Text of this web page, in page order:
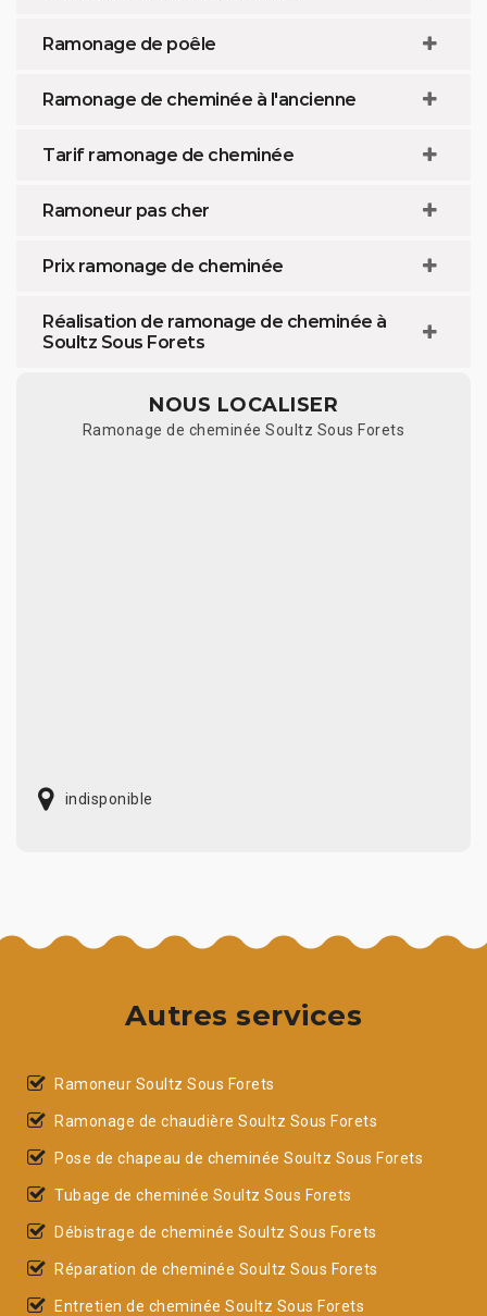
Ramonage de poêle
Ramonage de cheminée à l'ancienne
Tarif ramonage de cheminée
Ramoneur pas cher
Prix ramonage de cheminée
Réalisation de ramonage de cheminée à
Soultz Sous Forets
NOUS LOCALISER
Ramonage de cheminée Soultz Sous Forets
indisponible
Autres services
Ramoneur Soultz Sous Forets
Ramonage de chaudière Soultz Sous Forets
Pose de chapeau de cheminée Soultz Sous Forets
Tubage de cheminée Soultz Sous Forets
Débistrage de cheminée Soultz Sous Forets
Réparation de cheminée Soultz Sous Forets
Entretien de cheminée Soultz Sous Forets